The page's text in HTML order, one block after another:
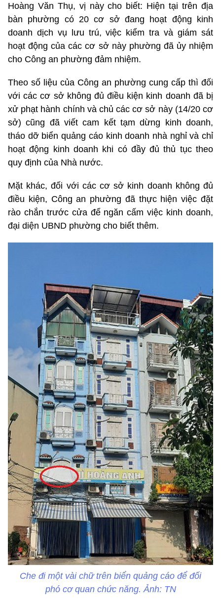
Hoàng Văn Thụ, vị này cho biết: Hiện tại trên địa
bàn phường có 20 cơ sở đang hoạt động kinh
doanh dịch vụ lưu trú, việc kiểm tra và giám sát
hoạt động của các cơ sở này phường đã ủy nhiệm
cho Công an phường đảm nhiệm.
Theo số liệu của Công an phường cung cấp thì đối
với các cơ sở không đủ điều kiện kinh doanh đã bị
xử phạt hành chính và chủ các cơ sở này (14/20 cơ
sở) cũng đã viết cam kết tạm dừng kinh doanh,
tháo dỡ biển quảng cáo kinh doanh nhà nghỉ và chỉ
hoạt động kinh doanh khi có đầy đủ thủ tục theo
quy định của Nhà nước.
Mặt khác, đối với các cơ sở kinh doanh không đủ
điều kiện, Công an phường đã thực hiện việc đặt
rào chắn trước cửa để ngăn cấm việc kinh doanh,
đại diện UBND phường cho biết thêm.
Che đi một vài chữ trên biển quảng cáo để đối
phó cơ quan chức năng. Ảnh: TN